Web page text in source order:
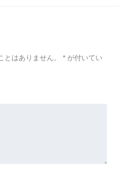
とはありません。 * が付いてい